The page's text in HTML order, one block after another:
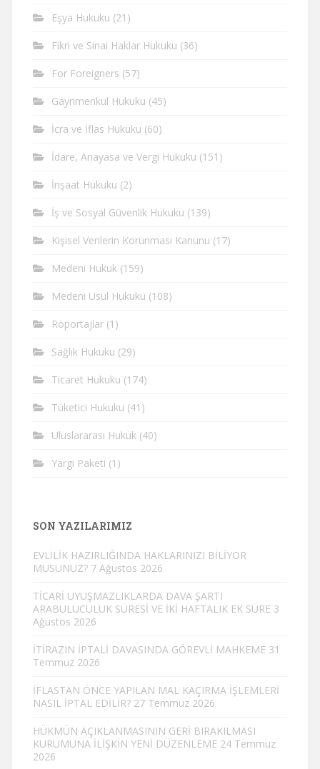
Eşya Hukuku (21)
Fikri ve Sinai Haklar Hukuku (36)
For Foreigners (57)
Gayrimenkul Hukuku (45)
İcra ve İflas Hukuku (60)
İdare, Anayasa ve Vergi Hukuku (151)
İnşaat Hukuku (2)
İş ve Sosyal Güvenlik Hukuku (139)
Kişisel Verilerin Korunması Kanunu (17)
Medeni Hukuk (159)
Medeni Usul Hukuku (108)
Röportajlar (1)
Sağlık Hukuku (29)
Ticaret Hukuku (174)
Tüketici Hukuku (41)
Uluslararası Hukuk (40)
Yargı Paketi (1)
SON YAZILARIMIZ
EVLİLİK HAZIRLIĞINDA HAKLARINIZI BİLİYOR
MUSUNUZ? 7 Ağustos 2026
TİCARİ UYUŞMAZLIKLARDA DAVA ŞARTI
ARABULUCULUK SÜRESİ VE İKİ HAFTALIK EK SÜRE 3
Ağustos 2026
İTİRAZIN İPTALİ DAVASINDA GÖREVLİ MAHKEME 31
Temmuz 2026
İFLASTAN ÖNCE YAPILAN MAL KAÇIRMA İŞLEMLERİ
NASIL İPTAL EDİLİR? 27 Temmuz 2026
HÜKMÜN AÇIKLANMASININ GERİ BIRAKILMASI
KURUMUNA İLİŞKİN YENİ DÜZENLEME 24 Temmuz
2026